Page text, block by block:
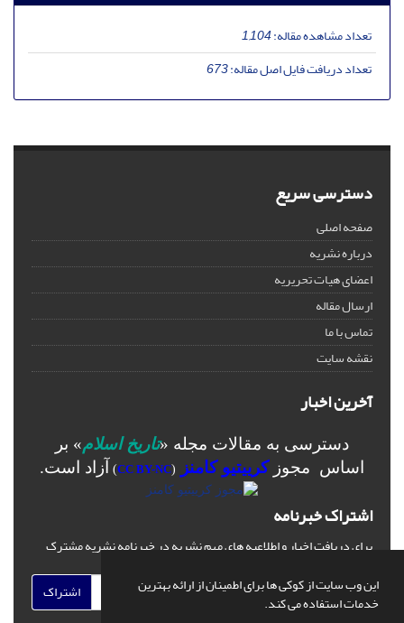
این وب سایت از کوکی ها برای اطمینان از ارائه بهترین
خدمات استفاده می کند.
تعداد مشاهده مقاله:1,104
تعداد دریافت فایل اصل مقاله:673
دسترسی سریع
صفحه اصلی
درباره نشریه
اعضای هیات تحریریه
ارسال مقاله
تماس با ما
نقشه سایت
آخرین اخبار
دسترسی به مقالات مجله «تاریخ اسلام» بر
اساس مجوزکرییتیو کامنز (
CC BY-NC
) آزاد است.
اشتراک خبرنامه
برای دریافت اخبار و اطلاعیه های مهم نشریه در خبرنامه نشریه مشترک
اشتراک